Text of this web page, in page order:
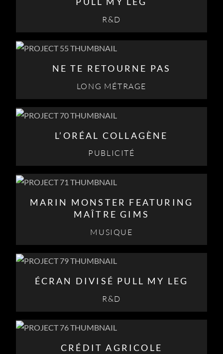
R&D
NE TE RETOURNE PAS
LONG MÉTRAGE
L’ORÉAL COLLAGÈNE
PUBLICITÉ
MARIN MONSTER FEATURING
MAÎTRE GIMS
MUSIQUE
ÉCRAN DIVISÉ PULL MY LEG
R&D
CRÉDIT AGRICOLE